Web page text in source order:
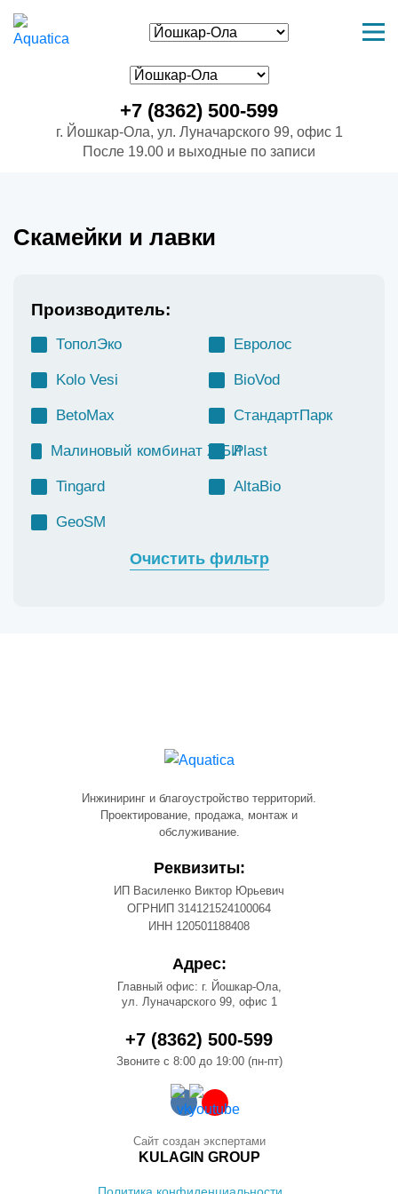
+7 (8362) 500-599
г. Йошкар-Ола, ул. Луначарского 99, офис 1
После 19.00 и выходные по записи
Скамейки и лавки
Производитель:
ТополЭко Евролос
Kolo Vesi BioVod
BetoMax СтандартПарк
Малиновый комбинат ЖБИPlast
Tingard AltaBio
GeoSM
Очистить фильтр
Инжиниринг и благоустройство территорий.
Проектирование, продажа, монтаж и
обслуживание.
Реквизиты:
ИП Василенко Виктор Юрьевич
ОГРНИП 314121524100064
ИНН 120501188408
Адрес:
Главный офис: г. Йошкар-Ола,
ул. Луначарского 99, офис 1
+7 (8362) 500-599
Звоните с 8:00 до 19:00 (пн-пт)
Сайт создан экспертами
KULAGIN GROUP